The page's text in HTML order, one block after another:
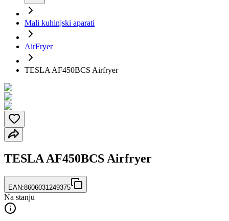
Mali kuhinjski aparati
AirFryer
TESLA AF450BCS Airfryer
TESLA AF450BCS Airfryer
EAN:8606031249375
Na stanju